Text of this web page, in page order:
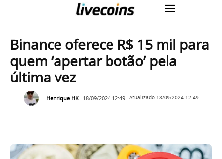
Binance oferece R$ 15 mil para
quem ‘apertar botão’ pela
última vez
Henrique HK 18/09/2024 12:49 Atualizado 18/09/2024 12:49